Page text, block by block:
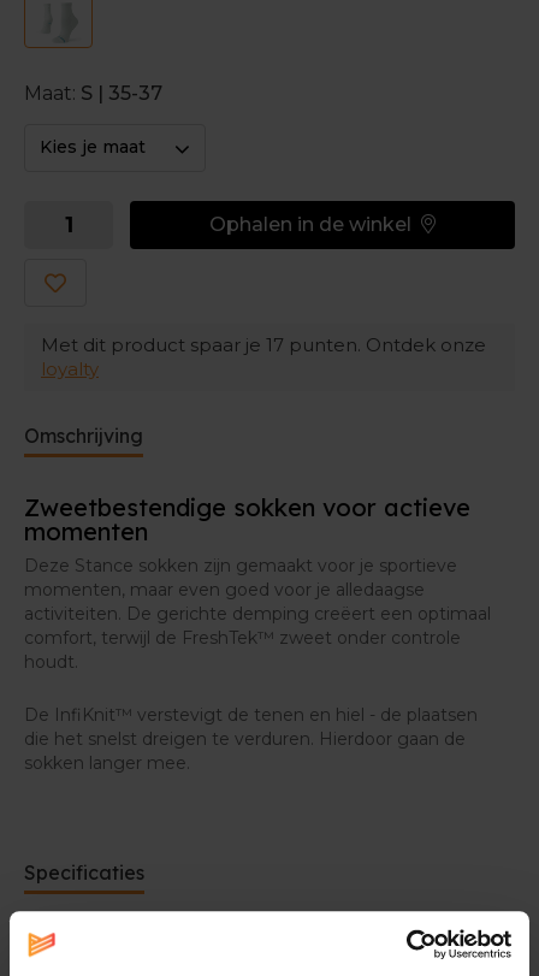
die het snelst dreigen te verduren. Hierdoor gaan de
Maat: S | 35-37
Kies je maat
Ophalen in de winkel
Met dit product spaar je 17 punten. Ontdek onze
loyalty
Omschrijving
Zweetbestendige sokken voor actieve
momenten
Deze Stance sokken zijn gemaakt voor je sportieve
momenten, maar even goed voor je alledaagse
activiteiten. De gerichte demping creëert een optimaal
comfort, terwijl de FreshTek™ zweet onder controle
houdt.
De InfiKnit™ verstevigt de tenen en hiel - de plaatsen
die het snelst dreigen te verduren. Hierdoor gaan de
sokken langer mee.
Specificaties
Materiaal |
69% nylon, 21% polyester, 5% katoen, 5%